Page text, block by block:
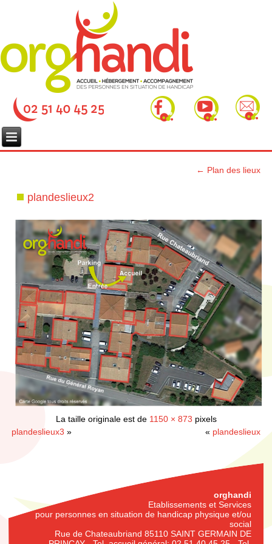
← Plan des lieux
plandeslieux2
La taille originale est de 1150 × 873 pixels
plandeslieux3 » « plandeslieux
orghandi
Etablissements et Services
pour personnes en situation de handicap physique et/ou
social
Rue de Chateaubriand 85110 SAINT GERMAIN DE